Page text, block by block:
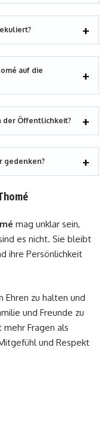
auf die
der Öffentlichkeit?
gedenken?
mag unklar sein,
es nicht. Sie bleibt
ihre Persönlichkeit
Ehren zu halten und
und Freunde zu
Fragen als
und Respekt